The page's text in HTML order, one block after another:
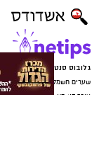
גלובוס סנטר חוף אשקלון
שערים חשמליים בבאר שבע
עורך דין באשדוד